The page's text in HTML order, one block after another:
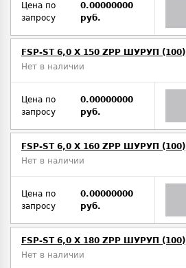
Цена по
запросу
0.00000000
руб.
FSP-ST 6,0 X 150 ZPP ШУРУП (100)
Нет в наличии
Цена по
запросу
0.00000000
руб.
FSP-ST 6,0 X 160 ZPP ШУРУП (100)
Нет в наличии
Цена по
запросу
0.00000000
руб.
FSP-ST 6,0 X 180 ZPP ШУРУП (100)
Нет в наличии